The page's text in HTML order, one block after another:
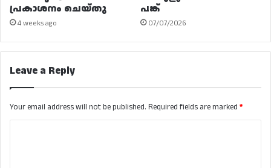
പ്രകാശനം ചെയ്തു
4 weeks ago
പങ്ക്
07/07/2026
Leave a Reply
Your email address will not be published. Required fields are marked *